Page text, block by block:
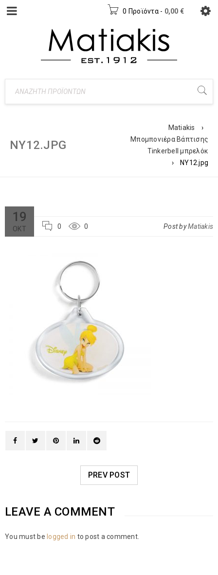
0 Προϊόντα - 0,00 €
ΝΥ12.JPG
Matiakis
›
Μπομπονιέρα Βάπτισης
Tinkerbell μπρελόκ
›
ΝΥ12.jpg
19
ΟΚΤ 0 0 Post byMatiakis
PREV POST
LEAVE A COMMENT
You must be logged in to post a comment.